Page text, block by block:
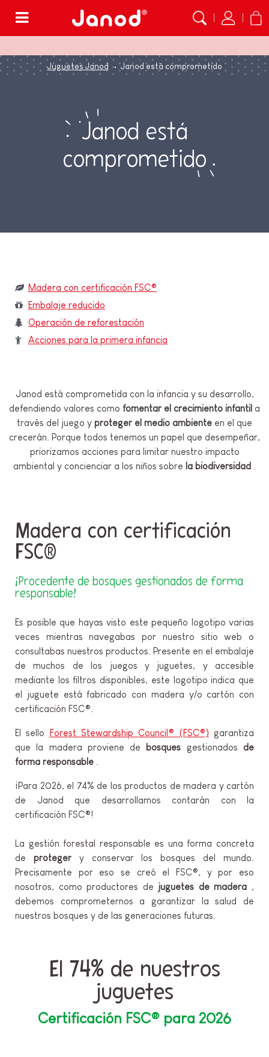
Juguetes Janod Janod está comprometido
Janod está
comprometido
Madera con certificación FSC®
Embalaje reducido
Operación de reforestación
Acciones para la primera infancia
Janod está comprometida con la infancia y su desarrollo,
defendiendo valores como fomentar el crecimiento infantil a
través del juego y proteger el medio ambiente en el que
crecerán. Porque todos tenemos un papel que desempeñar,
priorizamos acciones para limitar nuestro impacto
ambiental y concienciar a los niños sobre la biodiversidad
Madera con certificación
FSC®
¡Procedente de bosques gestionados de forma
responsable!
Es posible que hayas visto este pequeño logotipo varias
veces mientras navegabas por nuestro sitio web o
consultabas nuestros productos. Presente en el embalaje
de muchos de los juegos y juguetes, y accesible
mediante los filtros disponibles, este logotipo indica que
el juguete está fabricado con madera y/o cartón con
certificación FSC®.
El sello Forest Stewardship Council® (FSC®) garantiza
que la madera proviene de bosques gestionados de
forma responsable
¡Para 2026, el 74% de los productos de madera y cartón
de Janod que desarrollamos contarán con la
certificación FSC®!
La gestión forestal responsable es una forma concreta
de protegery conservar los bosques del mundo.
Precisamente por eso se creó el FSC®, y por eso
nosotros, como productores de juguetes de madera ,
debemos comprometernos a garantizar la salud de
nuestros bosques y de las generaciones futuras.
El 74% de nuestros
juguetes
Certificación FSC® para 2026